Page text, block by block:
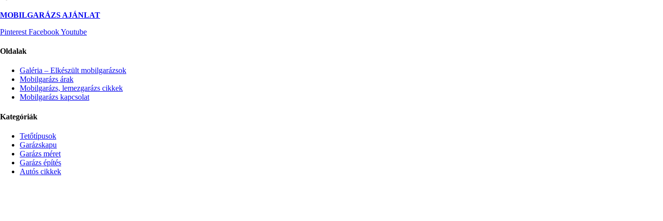
MOBILGARÁZS AJÁNLAT
Pinterest FacebookYoutube
Oldalak
Galéria – Elkészült mobilgarázsok
Mobilgarázs árak
Mobilgarázs, lemezgarázs cikkek
Mobilgarázs kapcsolat
Kategóriák
Tetőtípusok
Garázskapu
Garázs méret
Garázs építés
Autós cikkek